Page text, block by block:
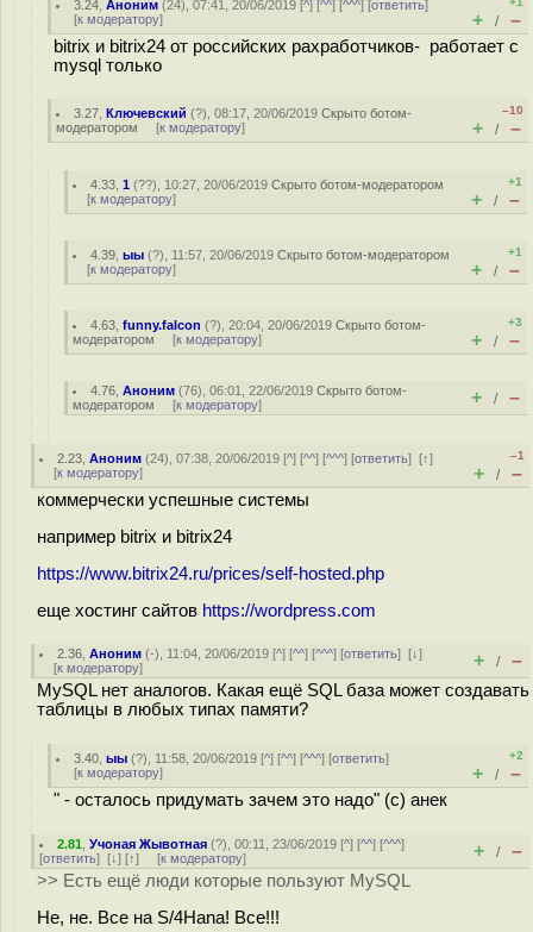
3.24 ,Аноним (24), 07:41, 20/06/2019 [^] [^^] [^^^] [ответить]
[к модератору] + / –
bitrix и bitrix24 от российских рахработчиков- работает с
mysql только
3.27 ,Ключевский (?), 08:17, 20/06/2019Скрыто ботом-
модератором [к модератору]
–10
+ / –
4.33 ,1 (??), 10:27, 20/06/2019Скрыто ботом-модератором
[к модератору]
+1
+ / –
4.39 ,ыы (?), 11:57, 20/06/2019Скрыто ботом-модератором
[к модератору]
+1
+ / –
4.63 ,funny.falcon (?), 20:04, 20/06/2019Скрыто ботом-
модератором [к модератору]
+3
+ / –
4.76 ,Аноним (76), 06:01, 22/06/2019Скрыто ботом-
модератором [к модератору] + / –
2.23 ,Аноним (24), 07:38, 20/06/2019 [^] [^^] [^^^] [ответить][↑]
[к модератору]
–1
+ / –
коммерчески успешные системы
например bitrix и bitrix24
https://www.bitrix24.ru/prices/self-hosted.php
еще хостинг сайтов https://wordpress.com
2.36 ,Аноним (-), 11:04, 20/06/2019 [^] [^^] [^^^] [ответить][↓]
[к модератору] + / –
MySQL нет аналогов. Какая ещё SQL база может создавать
таблицы в любых типах памяти?
3.40 ,ыы (?), 11:58, 20/06/2019 [^] [^^] [^^^] [ответить]
[к модератору]
+2
+ / –
" - осталось придумать зачем это надо" (с) анек
2.81 ,Учоная Жывотная (?), 00:11, 23/06/2019 [^] [^^] [^^^]
[ответить] [↓] [↑] [к модератору] + / –
>> Есть ещё люди которые пользуют MySQL
Не, не. Все на S/4Hana! Все!!!